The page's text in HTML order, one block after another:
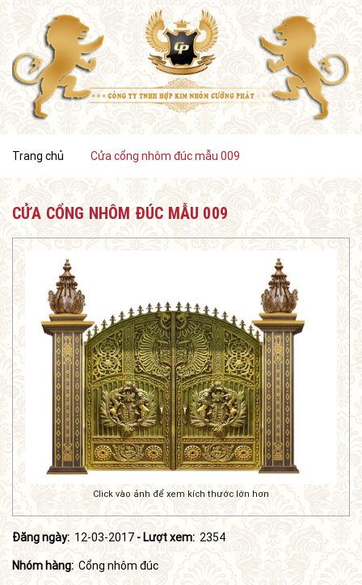
Trang chủ Cửa cổng nhôm đúc mẫu 009
CỬA CỔNG NHÔM ĐÚC MẪU 009
Click vào ảnh để xem kích thước lớn hơn
Đăng ngày: 12-03-2017 - Lượt xem: 2354
Nhóm hàng: Cổng nhôm đúc